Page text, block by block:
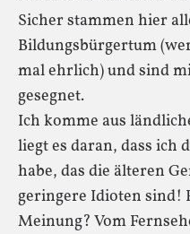
Sicher stammen hier
Bildungsbürgertum
mal ehrlich) und sind
gesegnet.
Ich komme aus
liegt es daran, dass ich
habe, das die älteren
geringere Idioten sind!
Meinung? Vom